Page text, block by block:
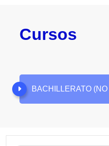
Cursos
BACHILLERATO